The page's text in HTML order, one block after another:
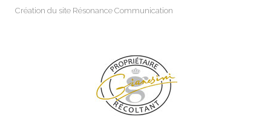
Création du site Résonance Communication